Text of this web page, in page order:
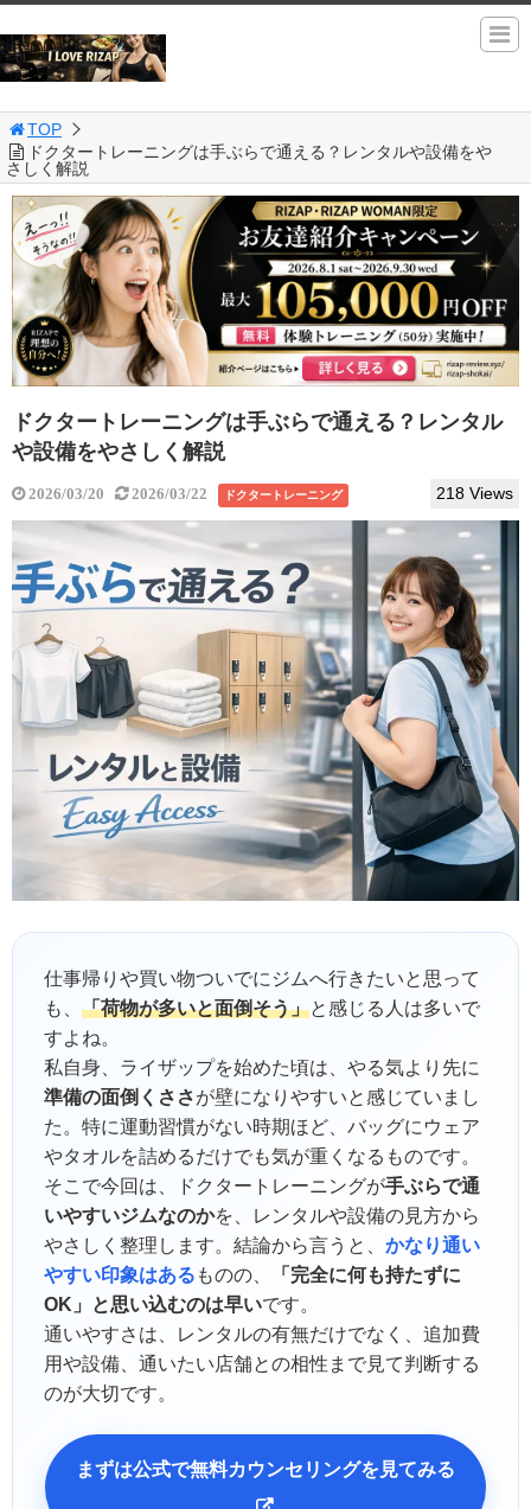
TOP
ドクタートレーニングは手ぶらで通える？レンタルや設備をや
さしく解説
ドクタートレーニングは手ぶらで通える？レンタル
や設備をやさしく解説
2026/03/20 2026/03/22 ドクタートレーニング 218 Views
仕事帰りや買い物ついでにジムへ行きたいと思って
も、 「荷物が多いと面倒そう」と感じる人は多いで
すよね。
私自身、ライザップを始めた頃は、やる気より先に
準備の面倒くささが壁になりやすいと感じていまし
た。特に運動習慣がない時期ほど、バッグにウェア
やタオルを詰めるだけでも気が重くなるものです。
そこで今回は、ドクタートレーニングが手ぶらで通
いやすいジムなのかを、レンタルや設備の見方から
やさしく整理します。結論から言うと、 かなり通い
やすい印象はある ものの、
「完全に何も持たずに
OK」と思い込むのは早いです。
通いやすさは、レンタルの有無だけでなく、追加費
用や設備、通いたい店舗との相性まで見て判断する
のが大切です。
まずは公式で無料カウンセリングを見てみる